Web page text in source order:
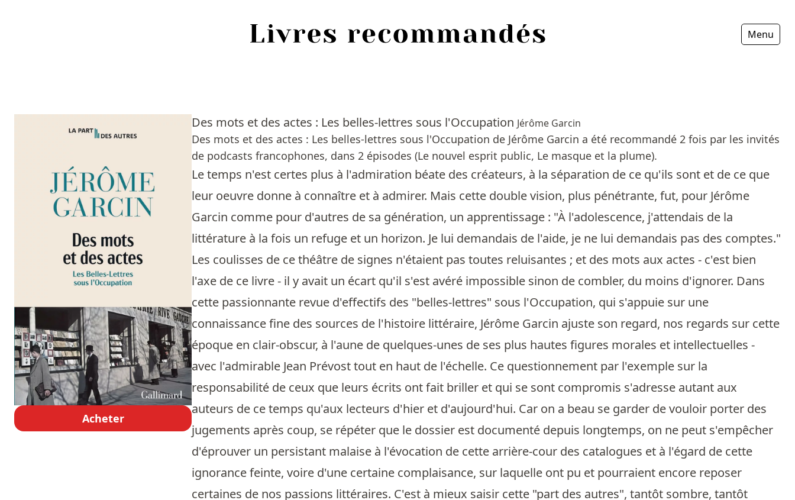
Menu
Acheter
Des mots et des actes : Les belles-lettres sous l'Occupation Jérôme Garcin
Des mots et des actes : Les belles-lettres sous l'Occupation de Jérôme Garcin a été recommandé 2 fois par les invités
de podcasts francophones, dans 2 épisodes (Le nouvel esprit public, Le masque et la plume).
Le temps n'est certes plus à l'admiration béate des créateurs, à la séparation de ce qu'ils sont et de ce que
leur oeuvre donne à connaître et à admirer. Mais cette double vision, plus pénétrante, fut, pour Jérôme
Garcin comme pour d'autres de sa génération, un apprentissage : "À l'adolescence, j'attendais de la
littérature à la fois un refuge et un horizon. Je lui demandais de l'aide, je ne lui demandais pas des comptes."
Les coulisses de ce théâtre de signes n'étaient pas toutes reluisantes ; et des mots aux actes - c'est bien
l'axe de ce livre - il y avait un écart qu'il s'est avéré impossible sinon de combler, du moins d'ignorer. Dans
cette passionnante revue d'effectifs des "belles-lettres" sous l'Occupation, qui s'appuie sur une
connaissance fine des sources de l'histoire littéraire, Jérôme Garcin ajuste son regard, nos regards sur cette
époque en clair-obscur, à l'aune de quelques-unes de ses plus hautes figures morales et intellectuelles -
avec l'admirable Jean Prévost tout en haut de l'échelle. Ce questionnement par l'exemple sur la
responsabilité de ceux que leurs écrits ont fait briller et qui se sont compromis s'adresse autant aux
auteurs de ce temps qu'aux lecteurs d'hier et d'aujourd'hui. Car on a beau se garder de vouloir porter des
jugements après coup, se répéter que le dossier est documenté depuis longtemps, on ne peut s'empêcher
d'éprouver un persistant malaise à l'évocation de cette arrière-cour des catalogues et à l'égard de cette
ignorance feinte, voire d'une certaine complaisance, sur laquelle ont pu et pourraient encore reposer
certaines de nos passions littéraires. C'est à mieux saisir cette "part des autres", tantôt sombre, tantôt
Sources
Personnes
Livres
Prix littéraires